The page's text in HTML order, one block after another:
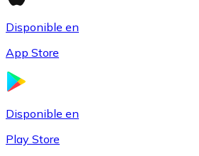
Litecoin
LTC
Disponible en
App Store
Disponible en
Play Store